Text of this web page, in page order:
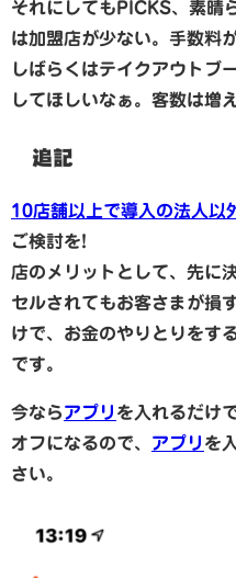
それにしてもPICKS、素晴
は加盟店が少ない。手数料
しばらくはテイクアウトブ
してほしいなぁ。客数は増
追記
10店舗以上で導入の法人以
ご検討を!
店のメリットとして、先に
セルされてもお客さまが損
けで、お金のやりとりをす
です。
今ならアプリ を入れるだけ
オフになるので、 アプリ を
さい。